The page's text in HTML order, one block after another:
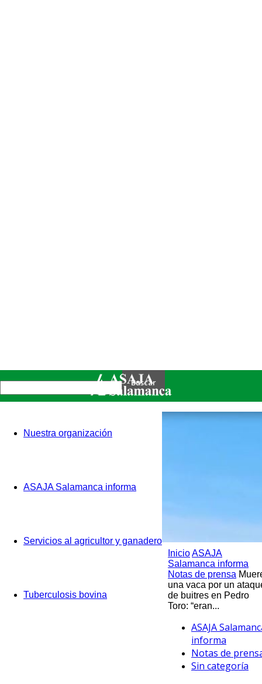
Nuestra organización
ASAJA Salamanca informa
Servicios al agricultor y ganadero
Tuberculosis bovina
InicioASAJA
Salamanca informa
Notas de prensa
una vaca por un
de buitres en Pedro
Toro: “eran...
ASAJA
informa
Notas de
Sin categoría